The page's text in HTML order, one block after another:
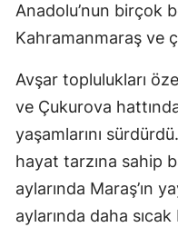
Anadolu’nun birçok
Kahramanmaraş ve
Avşar toplulukları
ve Çukurova
yaşamlarını
hayat tarzına sahip
aylarında Maraş’ın
aylarında daha